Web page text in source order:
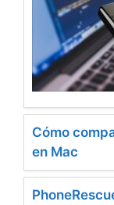
Cómo
en Mac